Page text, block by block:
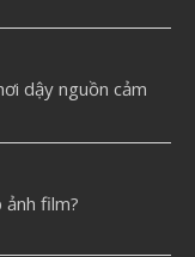
dậy nguồn cảm
film?